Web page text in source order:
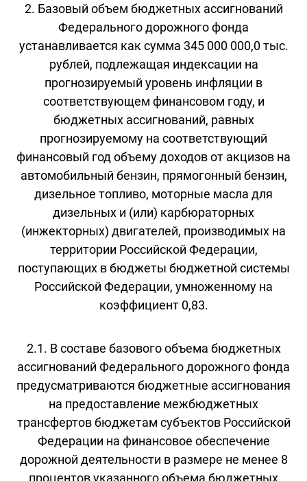
2. Базовый объем бюджетных ассигнований
Федерального дорожного фонда
устанавливается как сумма 345 000 000,0 тыс.
рублей, подлежащая индексации на
прогнозируемый уровень инфляции в
соответствующем финансовом году, и
бюджетных ассигнований, равных
прогнозируемому на соответствующий
финансовый год объему доходов от акцизов на
автомобильный бензин, прямогонный бензин,
дизельное топливо, моторные масла для
дизельных и (или) карбюраторных
(инжекторных) двигателей, производимых на
территории Российской Федерации,
поступающих в бюджеты бюджетной системы
Российской Федерации, умноженному на
коэффициент 0,83.
2.1. В составе базового объема бюджетных
ассигнований Федерального дорожного фонда
предусматриваются бюджетные ассигнования
на предоставление межбюджетных
трансфертов бюджетам субъектов Российской
Федерации на финансовое обеспечение
дорожной деятельности в размере не менее 8
процентов указанного объема бюджетных